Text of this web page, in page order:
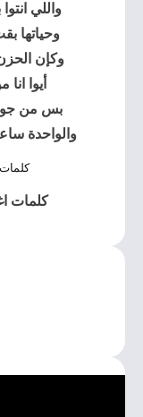
واللي
وحياتها
وكإن
أيوا
بس من جوة
والواحدة
كلمات